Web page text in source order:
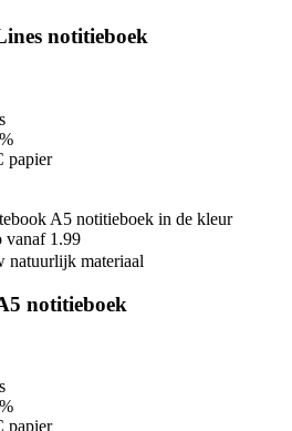
notitieboek
papier
natuurlijk materiaal
notitieboek
papier